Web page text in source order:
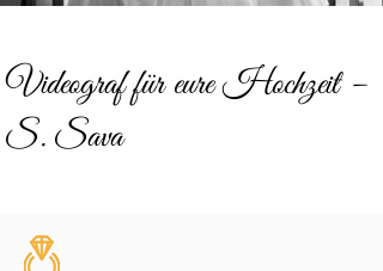
Videograf für eure Hochzeit –
S. Sava